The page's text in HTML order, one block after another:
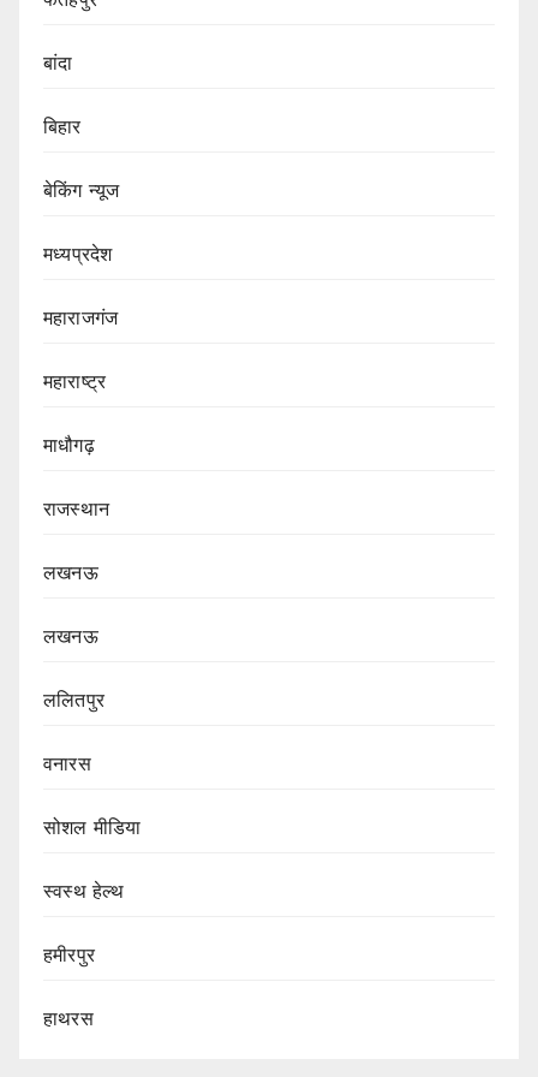
बांदा
बिहार
बेकिंग न्यूज
मध्यप्रदेश
महाराजगंज
महाराष्ट्र
माधौगढ़
राजस्थान
लखनऊ
लखनऊ
ललितपुर
वनारस
सोशल मीडिया
स्वस्थ हेल्थ
हमीरपुर
हाथरस